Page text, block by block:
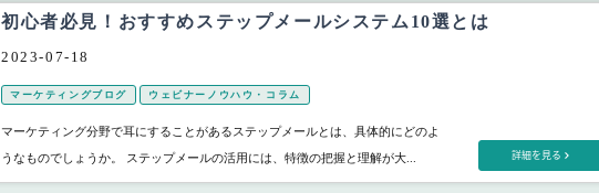
初心者必見！おすすめステップメールシステム10選とは
2023-07-18
マーケティングブログ ウェビナーノウハウ・コラム
マーケティング分野で耳にすることがあるステップメールとは、具体的にどのよ
うなものでしょうか。 ステップメールの活用には、特徴の把握と理解が大...
詳細を見る